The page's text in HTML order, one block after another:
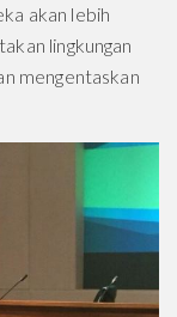
akan lebih
lingkungan
mengentaskan